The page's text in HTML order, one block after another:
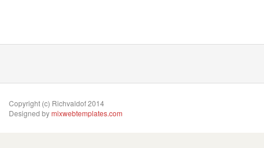
Copyright (c) Richvaldof 2014
Designed bymixwebtemplates.com